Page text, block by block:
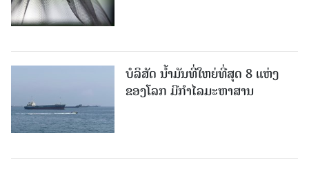
ບໍລິສັດ ນ້ຳມັນທີ່ໃຫຍ່ທີ່ສຸດ 8 ແຫ່ງ
ຂອງໂລກ ມີກຳໄລມະຫາສານ